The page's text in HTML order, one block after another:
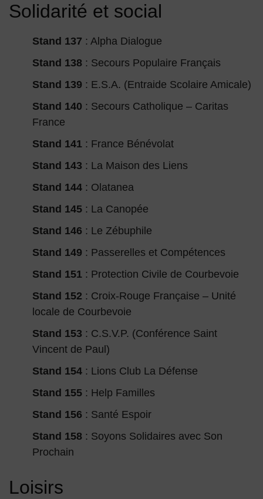
Solidarité et social
Stand 137 : Alpha Dialogue
Stand 138 : Secours Populaire Français
Stand 139 : E.S.A. (Entraide Scolaire Amicale)
Stand 140 : Secours Catholique – Caritas
France
Stand 141 : France Bénévolat
Stand 143 : La Maison des Liens
Stand 144 : Olatanea
Stand 145 : La Canopée
Stand 146 : Le Zébuphile
Stand 149 : Passerelles et Compétences
Stand 151 : Protection Civile de Courbevoie
Stand 152 : Croix-Rouge Française – Unité
locale de Courbevoie
Stand 153 : C.S.V.P. (Conférence Saint
Vincent de Paul)
Stand 154 : Lions Club La Défense
Stand 155 : Help Familles
Stand 156 : Santé Espoir
Stand 158 : Soyons Solidaires avec Son
Prochain
Loisirs